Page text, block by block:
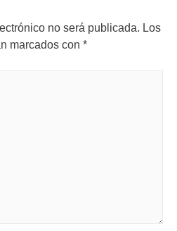
no será publicada. Los
marcados con *